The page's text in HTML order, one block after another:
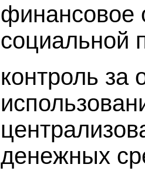
финансовое
социальной
контроль за
денежных